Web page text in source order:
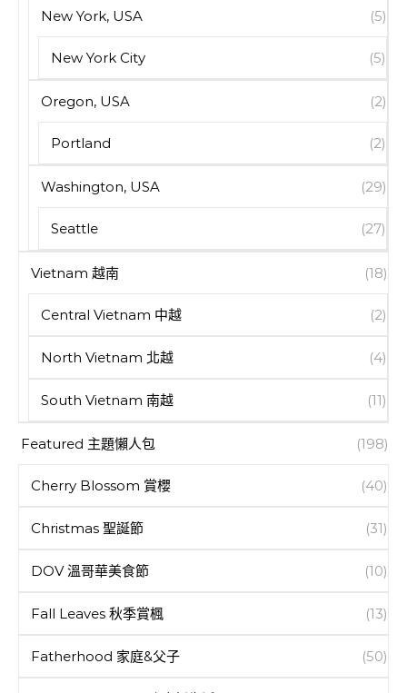
New York, USA (5)
New York City (5)
Oregon, USA (2)
Portland (2)
Washington, USA (29)
Seattle (27)
Vietnam 越南 (18)
Central Vietnam 中越 (2)
North Vietnam 北越 (4)
South Vietnam 南越 (11)
Featured 主題懶人包 (198)
Cherry Blossom 賞櫻 (40)
Christmas 聖誕節 (31)
DOV 溫哥華美食節 (10)
Fall Leaves 秋季賞楓 (13)
Fatherhood 家庭&父子 (50)